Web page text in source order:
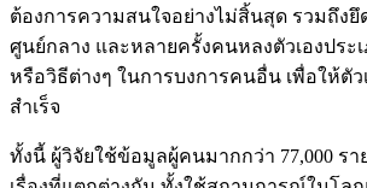
ต้องการความสนใจอย่างไม่สิ้นสุด รวมถึงยึ
ศูนย์กลาง และหลายครั้งคนหลงตัวเองประ
หรือวิธีต่างๆ ในการบงการคนอื่น เพื่อให้ตัว
สำเร็จ
ทั้งนี้ ผู้วิจัยใช้ข้อมูลผู้คนมากกว่า 77,000 รา